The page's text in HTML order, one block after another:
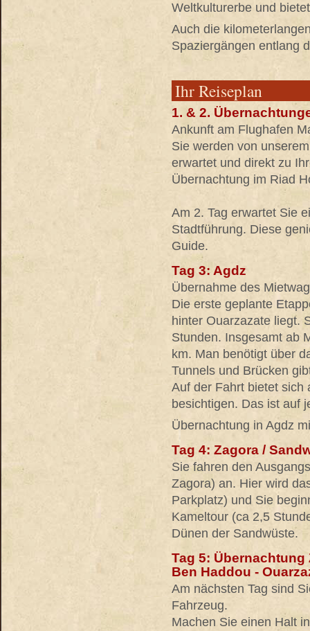
Weltkulturerbe und
Auch die
Spaziergängen entlang
Ihr Reiseplan
1. & 2.
Ankunft am Flughafen
Sie werden von
erwartet und direkt zu
Übernachtung im Riad
Am 2. Tag erwartet Sie
Stadtführung. Diese
Guide.
Tag 3: Agdz
Übernahme des
Die erste geplante
hinter Ouarzazate liegt.
Stunden. Insgesamt ab
km. Man benötigt über
Tunnels und Brücken
Auf der Fahrt bietet sich
besichtigen. Das ist auf
Übernachtung in Agdz
Tag 4: Zagora /
Sie fahren den
Zagora) an. Hier wird
Parkplatz) und Sie
Kameltour (ca 2,5
Dünen der Sandwüste.
Tag 5: Übernachtung
Ben Haddou -
Am nächsten Tag sind
Fahrzeug.
Machen Sie einen Halt